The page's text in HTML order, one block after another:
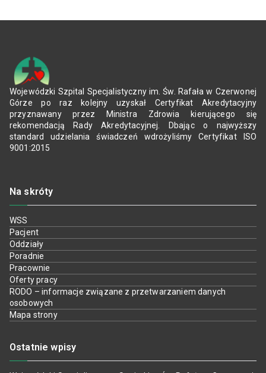
Wojewódzki Szpital Specjalistyczny im. Św. Rafała w Czerwonej
Górze po raz kolejny uzyskał Certyfikat Akredytacyjny
przyznawany przez Ministra Zdrowia kierującego się
rekomendacją Rady Akredytacyjnej. Dbając o najwyższy
standard udzielania świadczeń wdrożyliśmy Certyfikat ISO
9001:2015
Na skróty
WSS
Pacjent
Oddziały
Poradnie
Pracownie
Oferty pracy
RODO – informacje związane z przetwarzaniem danych
osobowych
Mapa strony
Ostatnie wpisy